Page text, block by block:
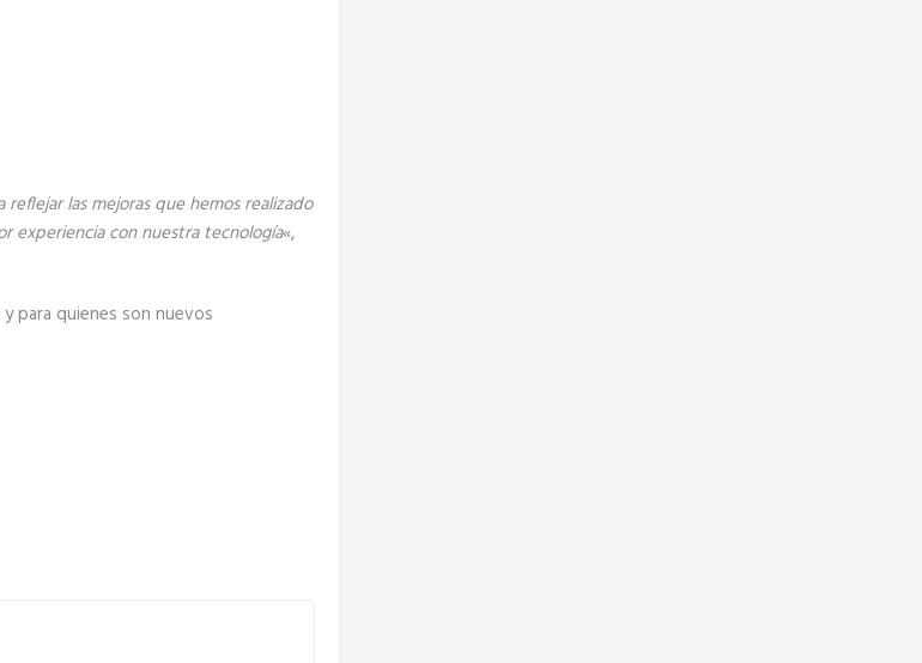
las mejoras que hemos realizado
experiencia con nuestra tecnología«,
y para quienes son nuevos